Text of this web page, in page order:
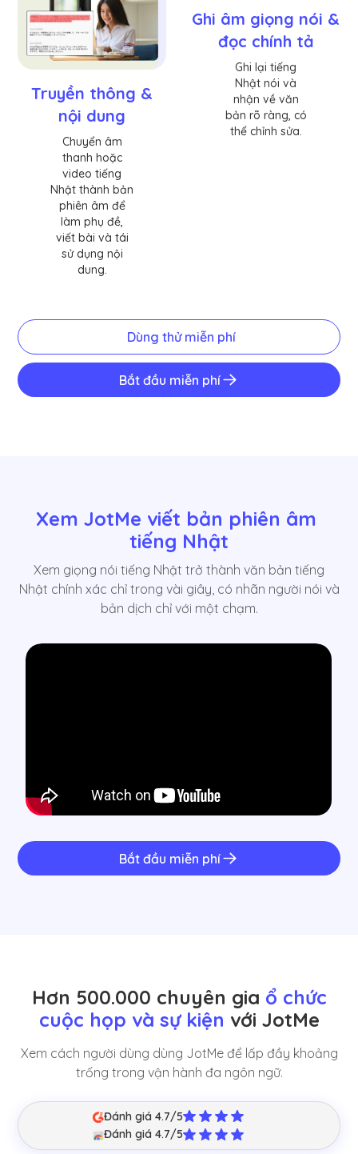
Truyền thông &
nội dung
Chuyển âm
thanh hoặc
video tiếng
Nhật thành bản
phiên âm để
làm phụ đề,
viết bài và tái
sử dụng nội
dung.
Ghi âm giọng nói &
đọc chính tả
Ghi lại tiếng
Nhật nói và
nhận về văn
bản rõ ràng, có
thể chỉnh sửa.
Dùng thử miễn phí
Bắt đầu miễn phí
Xem JotMe viết bản phiên âm
tiếng Nhật
Xem giọng nói tiếng Nhật trở thành văn bản tiếng
Nhật chính xác chỉ trong vài giây, có nhãn người nói và
bản dịch chỉ với một chạm.
Bắt đầu miễn phí
Hơn 500.000 chuyên gia ổ chức
cuộc họp và sự kiện với JotMe
Xem cách người dùng dùng JotMe để lấp đầy khoảng
trống trong vận hành đa ngôn ngữ.
Đánh giá 4.7/5
Đánh giá 4.7/5